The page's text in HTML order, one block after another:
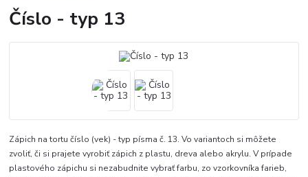
Číslo - typ 13
Zápich na tortu číslo (vek) - typ písma č. 13. Vo variantoch si môžete
zvoliť, či si prajete vyrobiť zápich z plastu, dreva alebo akrylu. V prípade
plastového zápichu si nezabudnite vybrať farbu, zo vzorkovníka farieb,